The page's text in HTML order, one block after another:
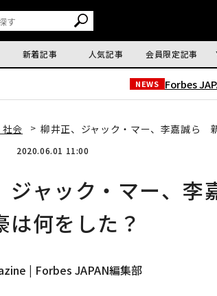
新着記事 人気記事 会員限定記事
NEWS Forbes
会 柳井正、ジャック・マー、李嘉誠ら
2020.06.01 11:00
ジャック・マー、
は何をした？
| Forbes JAPAN編集部